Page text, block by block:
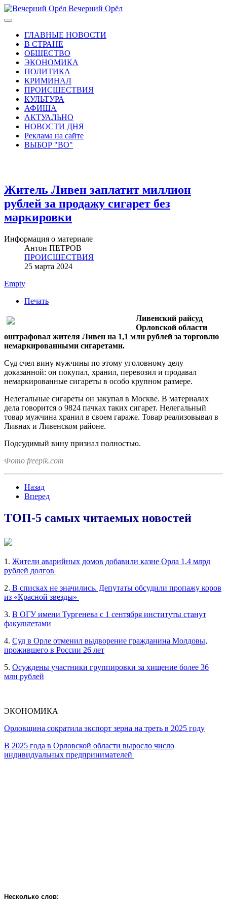
Вечерний Орёл
ГЛАВНЫЕ НОВОСТИ
В СТРАНЕ
ОБЩЕСТВО
ЭКОНОМИКА
ПОЛИТИКА
КРИМИНАЛ
ПРОИСШЕСТВИЯ
КУЛЬТУРА
АФИША
АКТУАЛЬНО
НОВОСТИ ДНЯ
Реклама на сайте
ВЫБОР "ВО"
Житель Ливен заплатит миллион
рублей за продажу сигарет без
маркировки
Информация о материале
Антон ПЕТРОВ
ПРОИСШЕСТВИЯ
25 марта 2024
Empty
Печать
Ливенский райсуд
Орловской области
оштрафовал жителя Ливен на 1,1 млн рублей за торговлю
немаркированными сигаретами.
Суд счел вину мужчины по этому уголовному делу
доказанной: он покупал, хранил, перевозил и продавал
немаркированные сигареты в особо крупном размере.
Нелегальные сигареты он закупал в Москве. В материалах
дела говорится о 9824 пачках таких сигарет. Нелегальный
товар мужчина хранил в своем гараже. Товар реализовывал в
Ливнах и Ливенском районе.
Подсудимый вину признал полностью.
Фото freepik.com
Назад
Вперед
ТОП-5 самых читаемых новостей
1. Жители аварийных домов добавили казне Орла 1,4 млрд
рублей долгов
2. В списках не значились. Депутаты обсудили пропажу коров
из «Красной звезды»
3. В ОГУ имени Тургенева с 1 сентября институты станут
факультетами
4. Суд в Орле отменил выдворение гражданина Молдовы,
прожившего в России 26 лет
5. Осуждены участники группировки за хищение более 36
млн рублей
ЭКОНОМИКА
Орловщина сократила экспорт зерна на треть в 2025 году
В 2025 года в Орловской области выросло число
индивидуальных предпринимателей
Несколько слов: